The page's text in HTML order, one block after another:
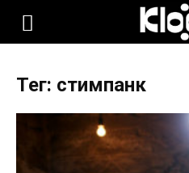
KLOOP.KG
Новости
Тег: стимпанк